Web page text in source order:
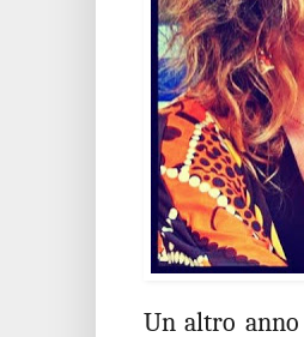
Un altro anno